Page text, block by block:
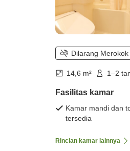
Dilarang Merokok
14,6 m² 1–2
Fasilitas kamar
Kamar mandi dan
tersedia
Rincian kamar lainnya